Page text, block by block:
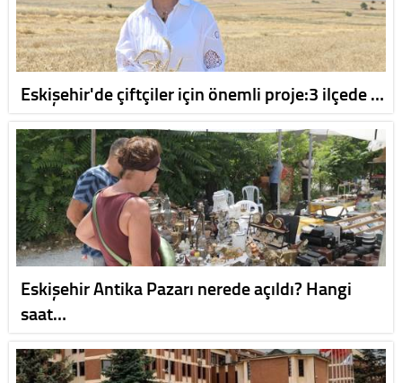
Eskişehir'de çiftçiler için önemli proje:3 ilçede …
Eskişehir Antika Pazarı nerede açıldı? Hangi
saat…